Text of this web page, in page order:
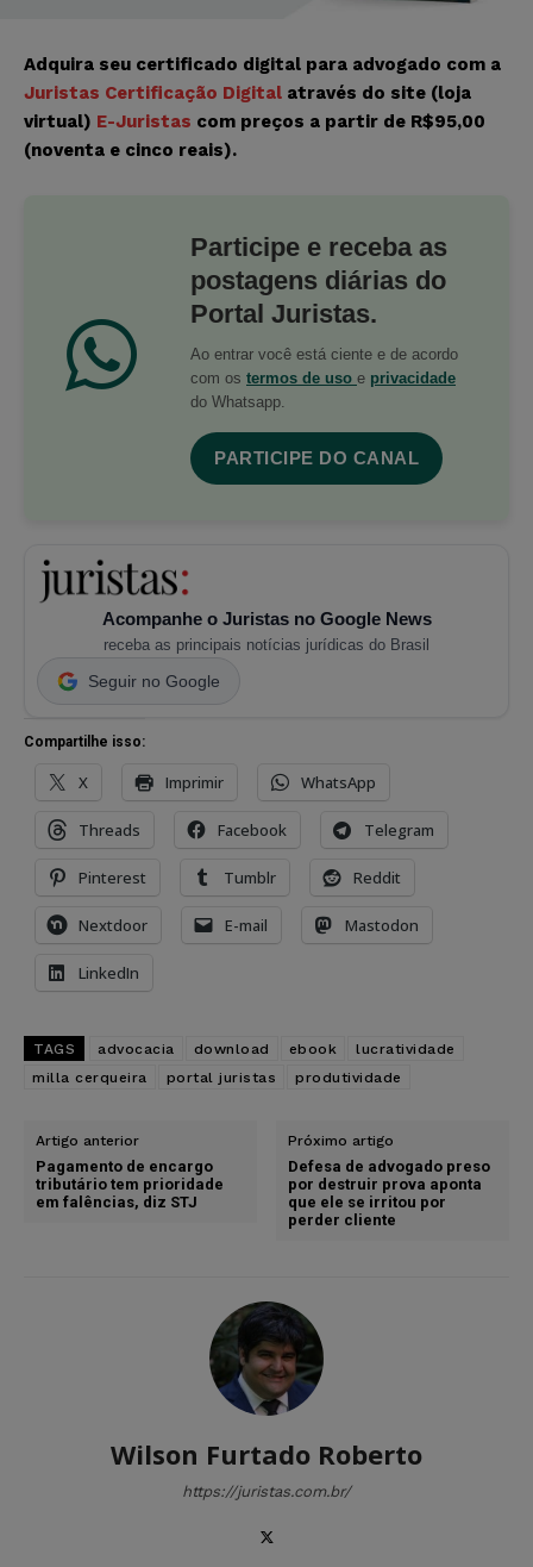
Adquira seu certificado digital para advogado com a
Juristas Certificação Digital através do site (loja
virtual) E-Juristas com preços a partir de R$95,00
(noventa e cinco reais).
Participe e receba as
postagens diárias do
Portal Juristas.
Ao entrar você está ciente e de acordo
com os termos de uso e privacidade
do Whatsapp.
PARTICIPE DO CANAL
Acompanhe o Juristas no Google News
receba as principais notícias jurídicas do Brasil
Seguir no Google
Compartilhe isso:
X Imprimir WhatsApp
Threads Facebook Telegram
Pinterest Tumblr Reddit
Nextdoor E-mail Mastodon
LinkedIn
TAGS advocacia download ebook
lucratividade
milla cerqueira
portal juristas produtividade
Artigo anterior
Pagamento de encargo
tributário tem prioridade
em falências, diz STJ
Próximo artigo
Defesa de advogado preso
por destruir prova aponta
que ele se irritou por
perder cliente
Wilson Furtado Roberto
https://juristas.com.br/